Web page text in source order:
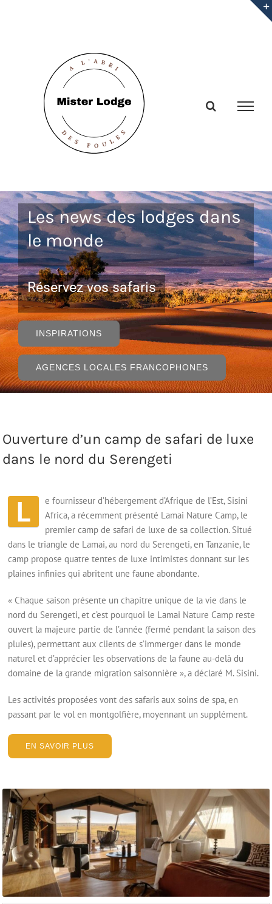
Les news des lodges dans
le monde
Réservez vos safaris
INSPIRATIONS
AGENCES LOCALES FRANCOPHONES
Ouverture d’un camp de safari de luxe
dans le nord du Serengeti
L
e fournisseur d’hébergement d’Afrique de l’Est, Sisini
Africa, a récemment présenté Lamai Nature Camp, le
premier camp de safari de luxe de sa collection. Situé
dans le triangle de Lamai, au nord du Serengeti, en Tanzanie, le
camp propose quatre tentes de luxe intimistes donnant sur les
plaines infinies qui abritent une faune abondante.
« Chaque saison présente un chapitre unique de la vie dans le
nord du Serengeti, et c’est pourquoi le Lamai Nature Camp reste
ouvert la majeure partie de l’année (fermé pendant la saison des
pluies), permettant aux clients de s’immerger dans le monde
naturel et d’apprécier les observations de la faune au-delà du
domaine de la grande migration saisonnière », a déclaré M. Sisini.
Les activités proposées vont des safaris aux soins de spa, en
passant par le vol en montgolfière, moyennant un supplément.
EN SAVOIR PLUS